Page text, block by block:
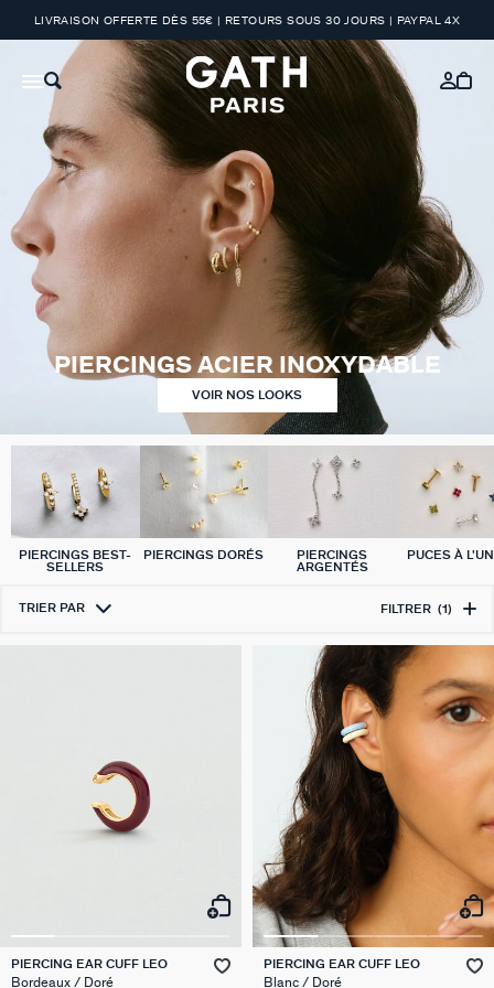
LIVRAISON OFFERTE DÈS 55€ | RETOURS SOUS 30 JOURS | PAYPAL 4X
PIERCINGS ACIER INOXYDABLE
VOIR NOS LOOKS
PIERCINGS BEST-
SELLERS
PIERCINGS DORÉS
PIERCINGS
ARGENTÉS
PUCES À
TRIER PAR FILTRER (1)
PIERCING EAR CUFF LEO
Bordeaux / Doré
PIERCING EAR CUFF LEO
Blanc / Doré